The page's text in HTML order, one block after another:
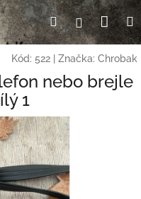
HledatPřihlášení
Kód: 522 Značka: Chrobak
nebo brejle
1